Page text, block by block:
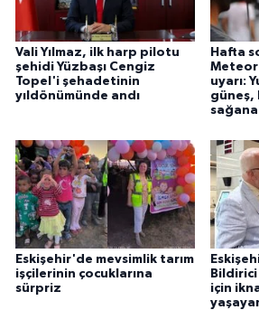
Vali Yılmaz, ilk harp pilotu
şehidi Yüzbaşı Cengiz
Topel'i şehadetinin
yıldönümünde andı
Hafta
uyarı:
güneş,
Eskişehir'de mevsimlik tarım
işçilerinin çocuklarına
sürpriz
için